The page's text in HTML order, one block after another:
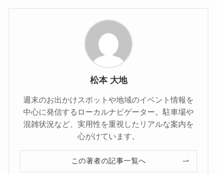
松本 大地
週末のお出かけスポットや地域のイベント情報を
中心に発信するローカルナビゲーター。駐車場や
混雑状況など、実用性を重視したリアルな案内を
心がけています。
この著者の記事一覧へ